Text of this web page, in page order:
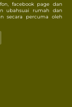
facebook page dan
ubahsuai rumah dan
secara percuma oleh